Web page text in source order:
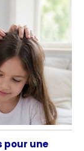
pour une